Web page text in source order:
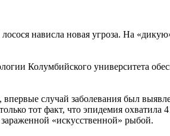
нависла новая угроза. На
Колумбийского университета
случай заболевания был
тот факт, что эпидемия охватила
«искусственной» рыбой.